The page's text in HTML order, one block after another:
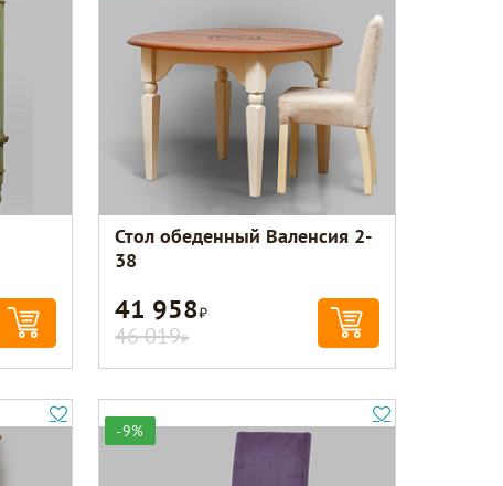
Стол обеденный Валенсия 2-
38
41 958Р
46 019Р
-9%